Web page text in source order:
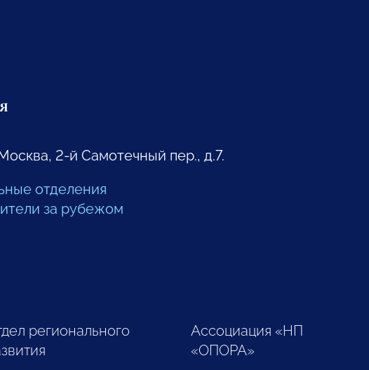
Москва, 2-й Самотечный пер., д.7.
отделения
за рубежом
регионального
Ассоциация «НП
«ОПОРА»